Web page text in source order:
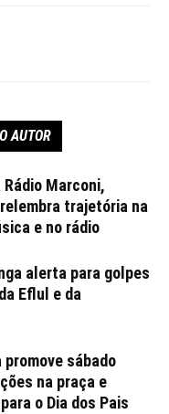
AUTOR
Marconi,
trajetória na
e no rádio
alerta para golpes
Eflul e da
promove sábado
na praça e
o Dia dos Pais